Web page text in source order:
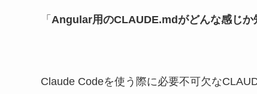
「 Angular用のCLAUDE.mdがどんな感じか
Claude Codeを使う際に必要不可欠な